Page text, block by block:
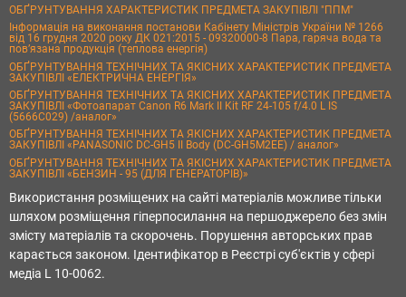
ОБҐРУНТУВАННЯ ХАРАКТЕРИСТИК ПРЕДМЕТА ЗАКУПІВЛІ "ППМ"
Інформація на виконання постанови Кабінету Міністрів України № 1266
від 16 грудня 2020 року ДК 021:2015 - 09320000-8 Пара, гаряча вода та
пов’язана продукція (теплова енергія)
ОБҐРУНТУВАННЯ ТЕХНІЧНИХ ТА ЯКІСНИХ ХАРАКТЕРИСТИК ПРЕДМЕТА
ЗАКУПІВЛІ «ЕЛЕКТРИЧНА ЕНЕРГІЯ»
ОБҐРУНТУВАННЯ ТЕХНІЧНИХ ТА ЯКІСНИХ ХАРАКТЕРИСТИК ПРЕДМЕТА
ЗАКУПІВЛІ «Фотоапарат Canon R6 Mark II Kit RF 24-105 f/4.0 L IS
(5666C029) /аналог»
ОБҐРУНТУВАННЯ ТЕХНІЧНИХ ТА ЯКІСНИХ ХАРАКТЕРИСТИК ПРЕДМЕТА
ЗАКУПІВЛІ «PANASONIC DC-GH5 II Body (DC-GH5M2EE) / аналог»
ОБҐРУНТУВАННЯ ТЕХНІЧНИХ ТА ЯКІСНИХ ХАРАКТЕРИСТИК ПРЕДМЕТА
ЗАКУПІВЛІ «БЕНЗИН - 95 (ДЛЯ ГЕНЕРАТОРІВ)»
Використання розміщених на сайті матеріалів можливе тільки
шляхом розміщення гіперпосилання на першоджерело без змін
змісту матеріалів та скорочень. Порушення авторських прав
карається законом. Ідентифікатор в Реєстрі суб'єктів у сфері
медіа L 10-0062.